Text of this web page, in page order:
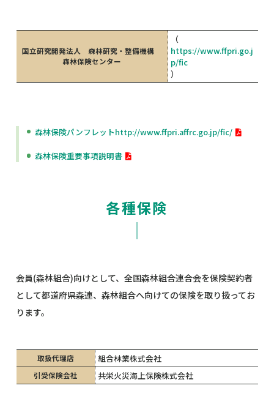
国立研究開発法人 森林研究・整備機構
森林保険センター
（
https://www.ffpri.go.j
p/fic
）
森林保険パンフレットhttp://www.ffpri.affrc.go.jp/fic/
森林保険重要事項説明書
各種保険
会員(森林組合)向けとして、全国森林組合連合会を保険契約者
として都道府県森連、森林組合へ向けての保険を取り扱ってお
ります。
取扱代理店 組合林業株式会社
引受保険会社 共栄火災海上保険株式会社